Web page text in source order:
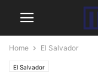
Home El Salvador
El Salvador